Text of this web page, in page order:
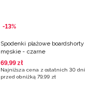
-13%
Spodenki plażowe boardshorty
męskie - czarne
69,99 zł
Najniższa cena z ostatnich 30 dni
przed obniżką 79,99 zł